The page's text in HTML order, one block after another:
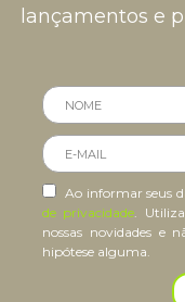
lançamentos e
Ao informar seus
de privacidade.
nossas novidades e
hipótese alguma.